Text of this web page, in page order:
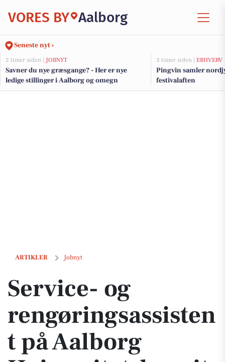
VORES BY Aalborg
Seneste nyt ›
2 timer siden | JOBNYT
Savner du nye græsgange? - Her er nye
ledige stillinger i Aalborg og omegn
3 timer siden | ERHVERV
Pingvin samler
festivalaften
ARTIKLER Jobnyt
Service- og rengøringsassistent på Aalborg Universitetshospital:
Service- og
rengøringsassisten
t på Aalborg